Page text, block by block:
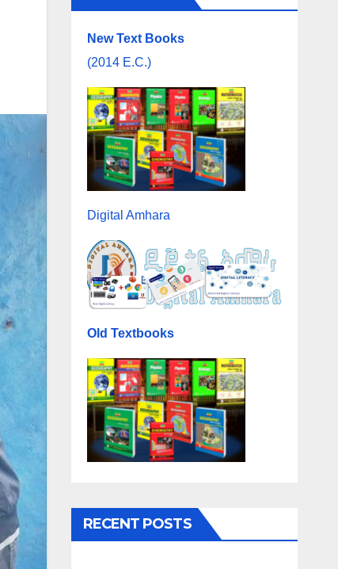
New Text Books
(2014 E.C.)
Digital Amhara
Old Textbooks
RECENT POSTS